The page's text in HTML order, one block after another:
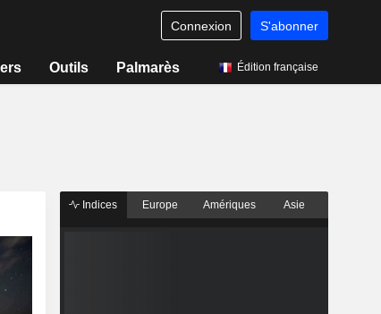
Connexion S'abonner
Outils Palmarès Édition française
Indices Europe Amériques Asie